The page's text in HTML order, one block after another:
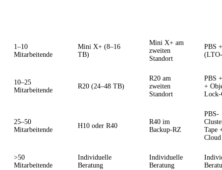
1–10
Mitarbeitende
Mini X+ (8–16
TB)
Mini X+ am
zweiten
Standort
PBS
10–25
Mitarbeitende
R20 (24–48 TB)
R20 am
zweiten
Standort
PBS
+
Lock-
25–50
Mitarbeitende
H10 oder R40
R40 im
Backup-RZ
PBS-
Tape
Cloud
>50
Mitarbeitende
Individuelle
Beratung
Individuelle
Beratung